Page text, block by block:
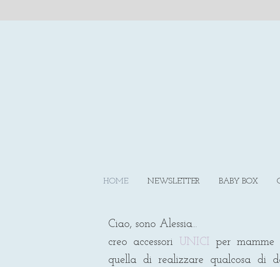
HOME NEWSLETTER BABY BOX
Ciao, sono Alessia...
creo accessori UNICI per
quella di realizzare qualcosa di